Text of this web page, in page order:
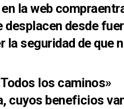
la web
desplacen desde
la seguridad de que
los caminos»
cuyos beneficios